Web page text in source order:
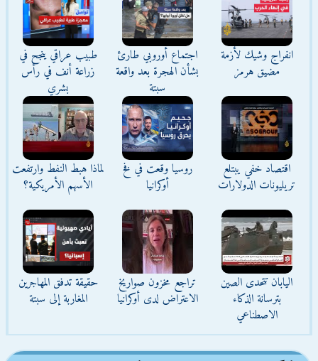
انفراج وشيك لأزمة
مضيق هرمز
اجتماع أوروبي طارئ
بشأن الهجرة بعد واقعة
سبتة
طبيب عراقي ينجح في
زراعة أنف في رأس
بشري
اقتصاد خفي يبتلع
تريليونات الدولارات
روسيا وقعت في فخ
أوكرانيا
لماذا هبط النفط وارتفعت
الأسهم الأمريكية؟
اليابان تتحدى الصين
بترسانة الذكاء
الاصطناعي
تراجع مخزون صواريخ
الاعتراض لدى أوكرانيا
حقيقة تدفق المهاجرين
المغاربة إلى سبتة